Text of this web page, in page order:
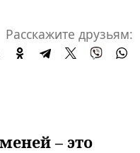
Расскажите друзьям:
– это